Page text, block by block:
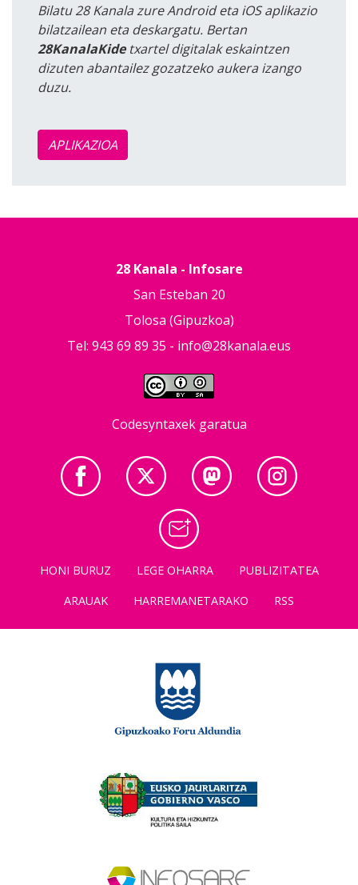
Bilatu 28 Kanala zure Android eta iOS aplikazio
bilatzailean eta deskargatu. Bertan
28KanalaKidetxartel digitalak eskaintzen
dizuten abantailez gozatzeko aukera izango
duzu.
APLIKAZIOA
28 Kanala - Infosare
San Esteban 20
Tolosa (Gipuzkoa)
Tel: 943 69 89 35 - info@28kanala.eus
Codesyntaxek garatua
HONI BURUZ LEGE OHARRA
PUBLIZITATEA
ARAUAK
HARREMANETARAKO RSS